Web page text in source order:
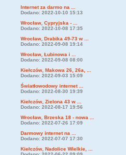
Internet za darmo na ...
Dodano: 2022-10-10 15:13
Wrocław, Cypryjska - ...
Dodano: 2022-10-08 17:35
Wrocław, Drabika 49-73 w ...
Dodano: 2022-09-08 19:14
Wrocław, Łubinowa i ...
Dodano: 2022-09-08 08:00
Kiełczów, Makowa 26, 26a, ...
Dodano: 2022-09-03 15:09
Światłowodowy internet ...
Dodano: 2022-08-30 19:39
Kiełczów, Zielona 43 w ...
Dodano: 2022-08-17 19:56
Wrocław, Brzeska 18 - nowa ...
Dodano: 2022-07-26 17:09
Darmowy internet na ...
Dodano: 2022-07-07 17:30
Kiełczów, Nadolice Wielkie, ...